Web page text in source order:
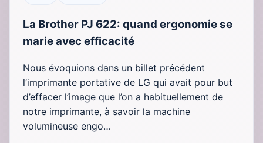
La Brother PJ 622: quand ergonomie se
marie avec efficacité
Nous évoquions dans un billet précédent
l’imprimante portative de LG qui avait pour but
d’effacer l’image que l’on a habituellement de
notre imprimante, à savoir la machine
volumineuse engo…